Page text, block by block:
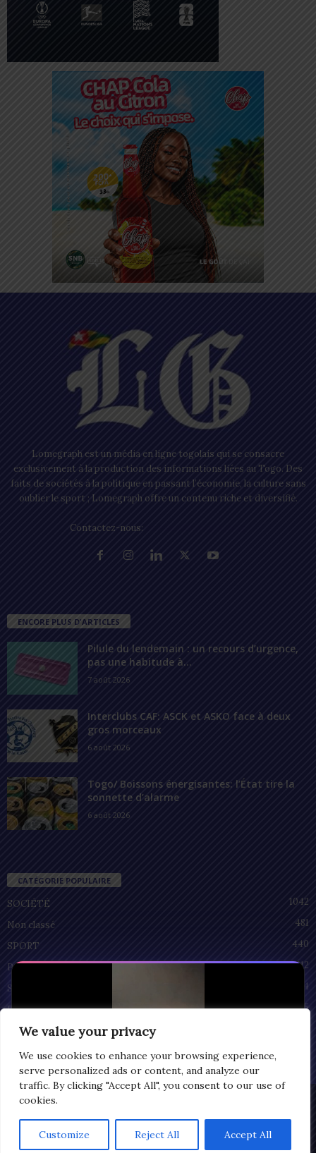
We value your privacy
We use cookies to enhance your browsing experience,
serve personalized ads or content, and analyze our
traffic. By clicking "Accept All", you consent to our use of
cookies.
Customize Reject All Accept All
Lomegraph est un média en ligne togolais qui se consacre
exclusivement à la production des informations liées au Togo. Des
faits de sociétés à la politique en passant l’économie, la culture sans
oublier le sport ; Lomegraph offre un contenu riche et diversifié.
Contactez-nous:
ENCORE PLUS D'ARTICLES
Pilule du lendemain : un recours d’urgence,
pas une habitude à...
7 août 2026
Interclubs CAF: ASCK et ASKO face à deux
gros morceaux
6 août 2026
Togo/ Boissons énergisantes: l’État tire la
sonnette d’alarme
6 août 2026
CATÉGORIE POPULAIRE
SOCIÉTÉ
1042
Non classé
481
SPORT
440
POLITIQUE
212
SANTÉ
94
ECONOMIE
55
CULTURE
© Copyright 2025 | LOMEGRAPH
All rights reserved
0:07